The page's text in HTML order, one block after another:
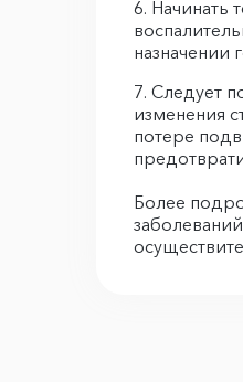
Начинать
назначении
Следует
изменения
потере
Более